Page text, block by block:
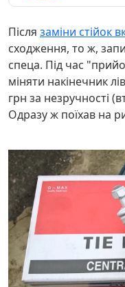
Після заміни стійок
сходження, то ж,
спеца. Під час
міняти накінечник
грн за незручності
Одразу ж поїхав на